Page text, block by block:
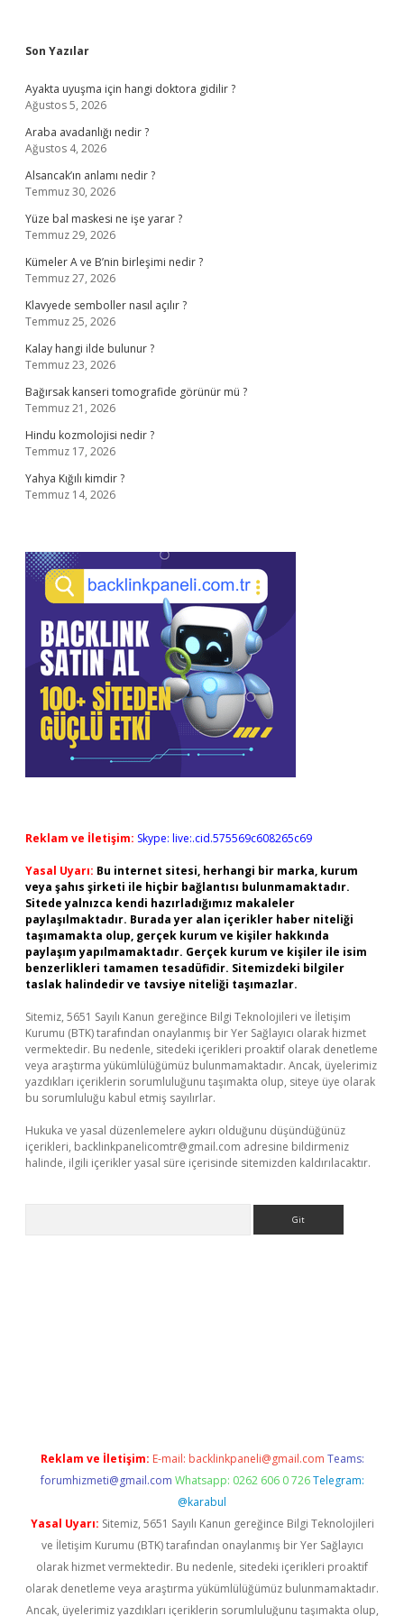
Sidebar
Son Yazılar
Ayakta uyuşma için hangi doktora gidilir ?
Ağustos 5, 2026
Araba avadanlığı nedir ?
Ağustos 4, 2026
Alsancak’ın anlamı nedir ?
Temmuz 30, 2026
Yüze bal maskesi ne işe yarar ?
Temmuz 29, 2026
Kümeler A ve B’nin birleşimi nedir ?
Temmuz 27, 2026
Klavyede semboller nasıl açılır ?
Temmuz 25, 2026
Kalay hangi ilde bulunur ?
Temmuz 23, 2026
Bağırsak kanseri tomografide görünür mü ?
Temmuz 21, 2026
Hindu kozmolojisi nedir ?
Temmuz 17, 2026
Yahya Kığılı kimdir ?
Temmuz 14, 2026
Reklam ve İletişim: Skype: live:.cid.575569c608265c69
Yasal Uyarı: Bu internet sitesi, herhangi bir marka, kurum
veya şahıs şirketi ile hiçbir bağlantısı bulunmamaktadır.
Sitede yalnızca kendi hazırladığımız makaleler
paylaşılmaktadır. Burada yer alan içerikler haber niteliği
taşımamakta olup, gerçek kurum ve kişiler hakkında
paylaşım yapılmamaktadır. Gerçek kurum ve kişiler ile isim
benzerlikleri tamamen tesadüfidir. Sitemizdeki bilgiler
taslak halindedir ve tavsiye niteliği taşımazlar.
Sitemiz, 5651 Sayılı Kanun gereğince Bilgi Teknolojileri ve İletişim
Kurumu (BTK) tarafından onaylanmış bir Yer Sağlayıcı olarak hizmet
vermektedir. Bu nedenle, sitedeki içerikleri proaktif olarak denetleme
veya araştırma yükümlülüğümüz bulunmamaktadır. Ancak, üyelerimiz
yazdıkları içeriklerin sorumluluğunu taşımakta olup, siteye üye olarak
bu sorumluluğu kabul etmiş sayılırlar.
Hukuka ve yasal düzenlemelere aykırı olduğunu düşündüğünüz
içerikleri, backlinkpanelicomtr@gmail.com adresine bildirmeniz
halinde, ilgili içerikler yasal süre içerisinde sitemizden kaldırılacaktır.
Reklam ve İletişim: E-mail: backlinkpaneli@gmail.com Teams:
forumhizmeti@gmail.com Whatsapp: 0262 606 0 726 Telegram:
@karabul
Yasal Uyarı: Sitemiz, 5651 Sayılı Kanun gereğince Bilgi Teknolojileri
ve İletişim Kurumu (BTK) tarafından onaylanmış bir Yer Sağlayıcı
olarak hizmet vermektedir. Bu nedenle, sitedeki içerikleri proaktif
olarak denetleme veya araştırma yükümlülüğümüz bulunmamaktadır.
Ancak, üyelerimiz yazdıkları içeriklerin sorumluluğunu taşımakta olup,